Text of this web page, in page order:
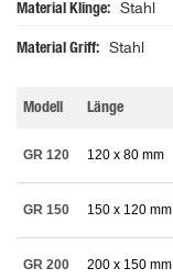
Material Klinge Stahl
Material Griff Stahl
Modell Länge
GR 120 120 x 80 mm
GR 150 150 x 120 mm
GR 200 200 x 150 mm